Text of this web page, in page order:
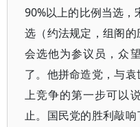
90%以上的比例当选
选（约法规定，组阁
会选他为参议员，众
了。他拼命造党，与
上竞争的第一步可以
止。国民党的胜利敲